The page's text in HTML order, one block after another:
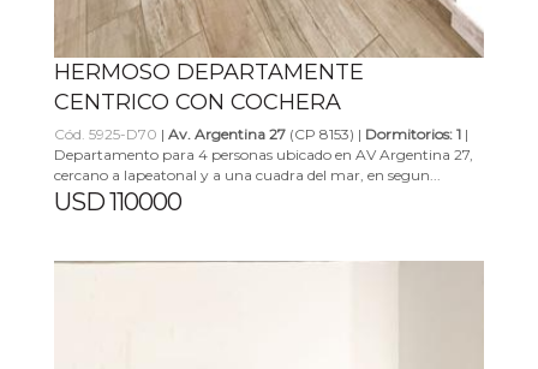
HERMOSO DEPARTAMENTE
CENTRICO CON COCHERA
Cód. 5925-D70 | Av. Argentina 27 (CP 8153) | Dormitorios: 1 |
Departamento para 4 personas ubicado en AV Argentina 27,
cercano a lapeatonal y a una cuadra del mar, en segun...
USD 110000